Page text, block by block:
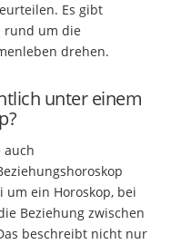
Es gibt
rund um die
drehen.
unter einem
auch
um ein Horoskop, bei
Beziehung zwischen
beschreibt nicht nur